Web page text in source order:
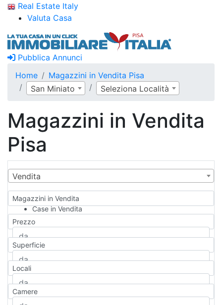
Real Estate Italy
Valuta Casa
Pubblica Annunci
Home
Magazzini in Vendita Pisa
San Miniato
Seleziona Località
Magazzini in Vendita
Pisa
Vendita
Magazzini in Vendita
Case in Vendita
Qualsiasi
Appartamento
Casa indipendente
Casa Semi-indipendente
Attico/Mansarda
Rustico/Casale
Prezzo
Superficie
Locali
Camere